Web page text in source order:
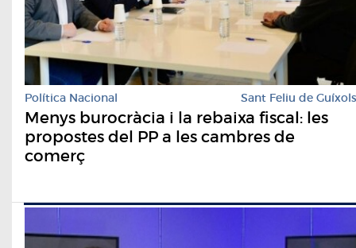
Política Nacional Sant Feliu de Guíxols
Menys burocràcia i la rebaixa fiscal: les
propostes del PP a les cambres de
comerç